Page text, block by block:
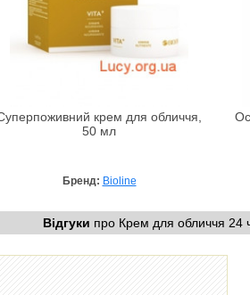
крем для обличчя,
50 мл
Бренд: Bioline
Відгуки про Крем для обличчя 24